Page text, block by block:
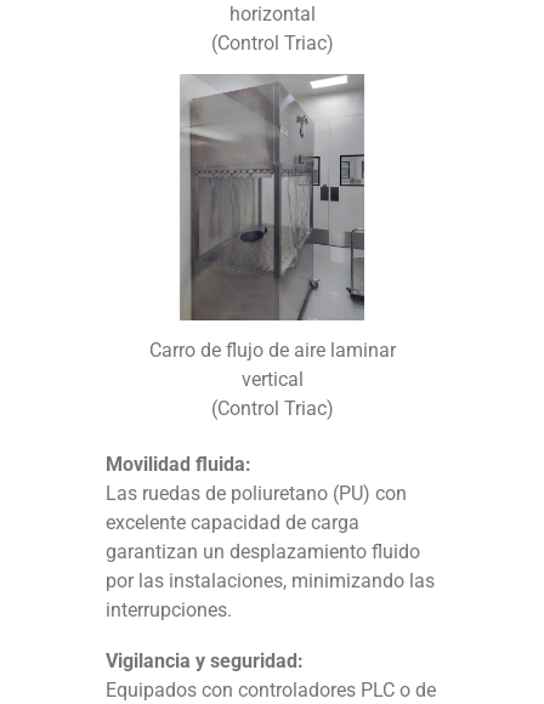
horizontal
(Control Triac)
Carro de flujo de aire laminar
vertical
(Control Triac)
Movilidad fluida:
Las ruedas de poliuretano (PU) con
excelente capacidad de carga
garantizan un desplazamiento fluido
por las instalaciones, minimizando las
interrupciones.
Vigilancia y seguridad:
Equipados con controladores PLC o de